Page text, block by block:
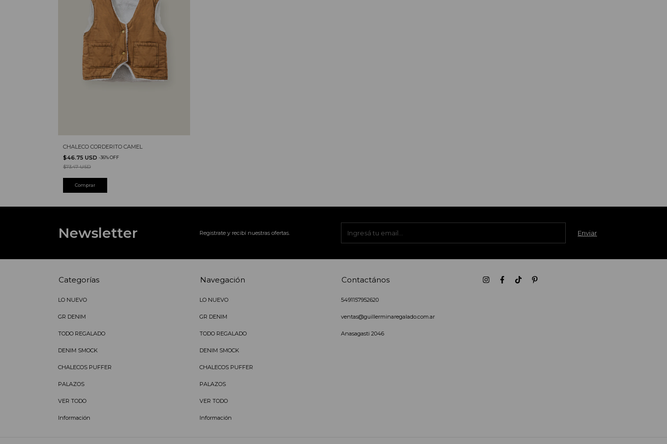
CHALECO CORDERITO CAMEL
$46.75 USD -36%OFF
$73.47 USD
Newsletter Registrate y recibí nuestras ofertas.
Categorías
LO NUEVO
GR DENIM
TODO REGALADO
DENIM SMOCK
CHALECOS PUFFER
PALAZOS
VER TODO
Información
Navegación
LO NUEVO
GR DENIM
TODO REGALADO
DENIM SMOCK
CHALECOS PUFFER
PALAZOS
VER TODO
Información
Contactános
5491157952620
ventas@guillerminaregalado.com.ar
Anasagasti 2046